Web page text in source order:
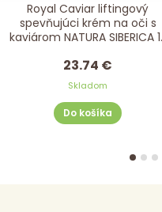
Royal Caviar liftingový
spevňujúci krém na oči s
kaviárom NATURA SIBERICA
23.74 €
Skladom
Do košíka